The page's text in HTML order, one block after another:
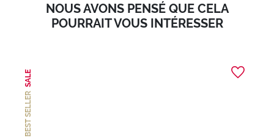
NOUS AVONS PENSÉ QUE CELA
POURRAIT VOUS INTÉRESSER
BEST SELLER
SALE